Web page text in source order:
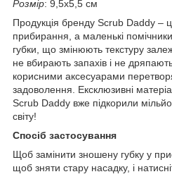
Розмір: 9,5х5,5 см
Продукція бренду Scrub Daddy –
прибирання, а маленькі
губки, що змінюють текстуру
не вбирають запахів і не
корисними аксесуарами
задоволення. Ексклюзивні
Scrub Daddy вже підкорили
світу!
Спосіб застосування
Щоб замінити зношену губку у
щоб зняти стару насадку, і